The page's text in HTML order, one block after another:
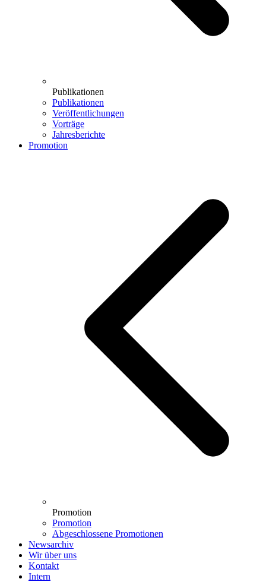
Publikationen
Publikationen
Veröffentlichungen
Vorträge
Jahresberichte
Promotion
Promotion
Promotion
Abgeschlossene Promotionen
Newsarchiv
Wir über uns
Kontakt
Intern